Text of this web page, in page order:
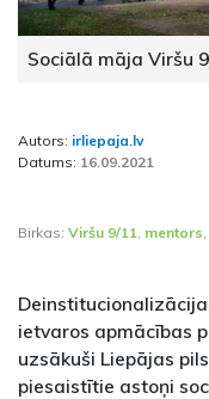
Sociālā māja Viršu
Autors: irliepaja.lv
Datums: 16.09.2021
Birkas: Viršu 9/11 mentors
ietvaros apmācības
uzsākuši Liepājas
piesaistītie astoņi